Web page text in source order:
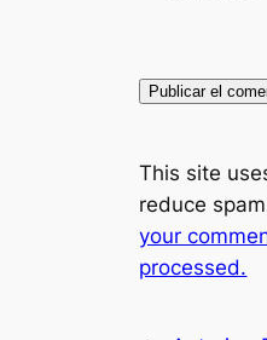
This site
reduce
your
processed.